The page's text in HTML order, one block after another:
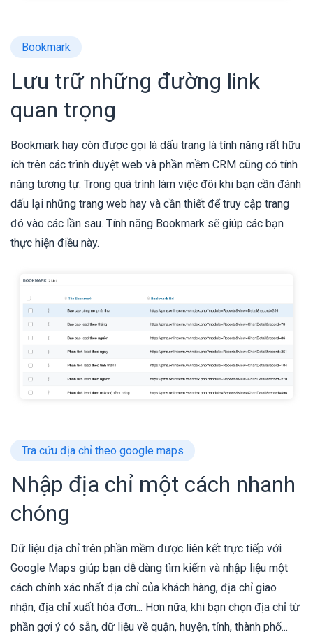
Bookmark
Lưu trữ những đường link
quan trọng
Bookmark hay còn được gọi là dấu trang là tính năng rất hữu
ích trên các trình duyệt web và phần mềm CRM cũng có tính
năng tương tự. Trong quá trình làm việc đôi khi bạn cần đánh
dấu lại những trang web hay và cần thiết để truy cập trang
đó vào các lần sau. Tính năng Bookmark sẽ giúp các bạn
thực hiện điều này.
Tra cứu địa chỉ theo google maps
Nhập địa chỉ một cách nhanh
chóng
Dữ liệu địa chỉ trên phần mềm được liên kết trực tiếp với
Google Maps giúp bạn dễ dàng tìm kiếm và nhập liệu một
cách chính xác nhất địa chỉ của khách hàng, địa chỉ giao
nhận, địa chỉ xuất hóa đơn... Hơn nữa, khi bạn chọn địa chỉ từ
phần gợi ý có sẵn, dữ liệu về quận, huyện, tỉnh, thành phố...